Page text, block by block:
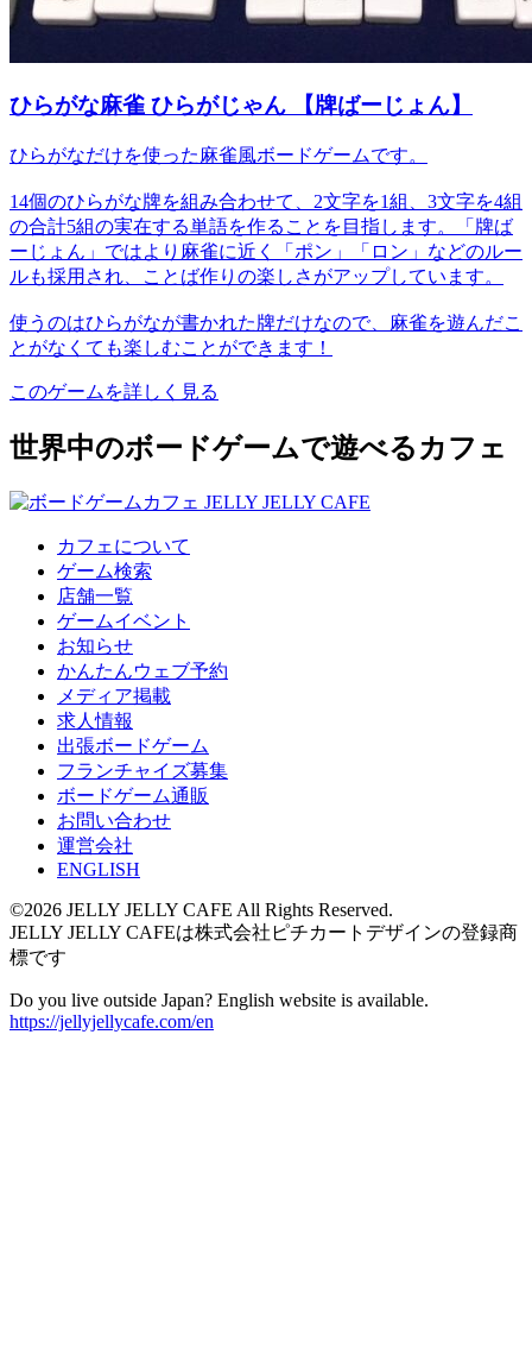
ひらがな麻雀 ひらがじゃん 【牌ばーじょん】
ひらがなだけを使った麻雀風ボードゲームです。
14個のひらがな牌を組み合わせて、2文字を1組、3文字を4組
の合計5組の実在する単語を作ることを目指します。「牌ば
ーじょん」ではより麻雀に近く「ポン」「ロン」などのルー
ルも採用され、ことば作りの楽しさがアップしています。
使うのはひらがなが書かれた牌だけなので、麻雀を遊んだこ
とがなくても楽しむことができます！
このゲームを詳しく見る
世界中のボードゲームで遊べるカフェ
カフェについて
ゲーム検索
店舗一覧
ゲームイベント
お知らせ
かんたんウェブ予約
メディア掲載
求人情報
出張ボードゲーム
フランチャイズ募集
ボードゲーム通販
お問い合わせ
運営会社
ENGLISH
©2026 JELLY JELLY CAFE All Rights Reserved.
JELLY JELLY CAFEは株式会社ピチカートデザインの登録商
標です
Do you live outside Japan? English website is available.
https://jellyjellycafe.com/en